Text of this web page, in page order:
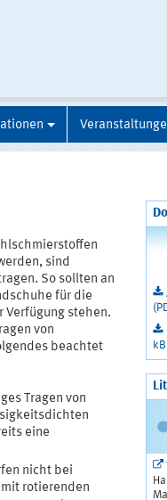
sind
So sollten an
für die
Verfügung stehen.
von
beachtet
Tragen von
eine
nicht bei
rotierenden